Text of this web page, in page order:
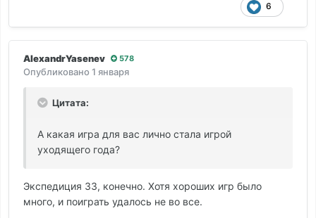
6
AlexandrYasenev 578
Опубликовано 1 января
Цитата:
А какая игра для вас лично стала игрой
уходящего года?
Экспедиция 33, конечно. Хотя хороших игр было
много, и поиграть удалось не во все.